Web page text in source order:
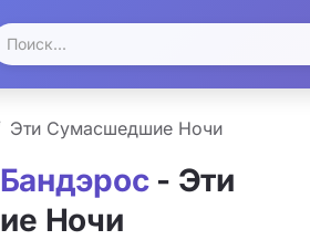
Эти Сумасшедшие Ночи
Бандэрос- Эти
Ночи